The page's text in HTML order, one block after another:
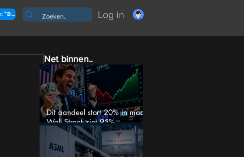
Profiteer nu van 50% korting met de kortingscode: "DANK" Log in
Net binnen..
Dit aandeel stort 20% in maar
Wall Street ziet 95%
koerspotentieel